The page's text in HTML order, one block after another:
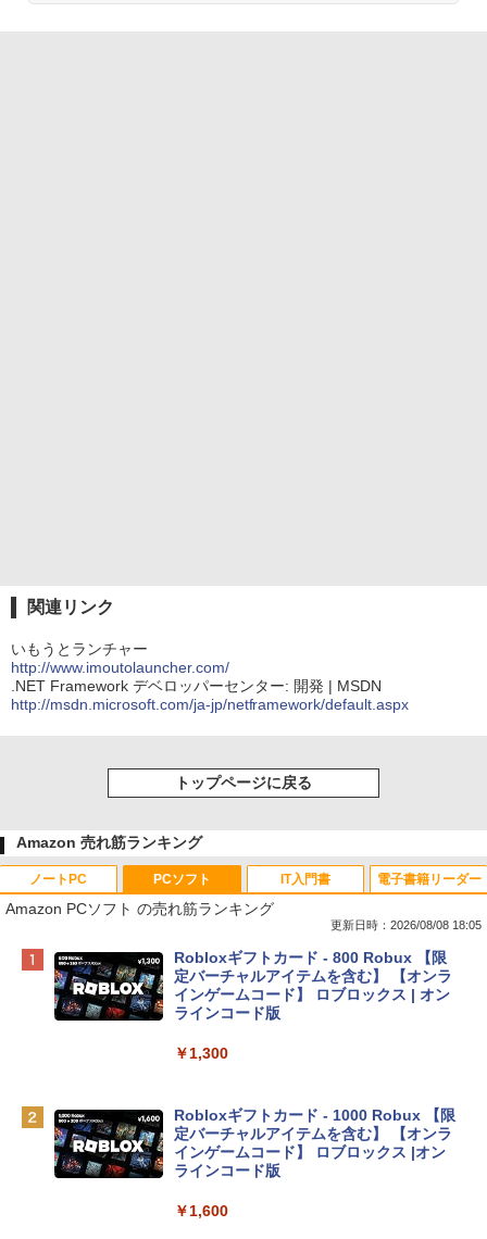
関連リンク
いもうとランチャー
http://www.imoutolauncher.com/
.NET Framework デベロッパーセンター: 開発 | MSDN
http://msdn.microsoft.com/ja-jp/netframework/default.aspx
トップページに戻る
Amazon 売れ筋ランキング
ノートPC
Apple 2026 MacBook Neo A18 Proチッ
プ搭載13インチノートブック：AIとAppl
e Intelligenceのために設計、Liquid Ret
inaディスプレイ、8GBユニファイドメモ
eTime HDカメラ、Touch ID - シルバー
tomtoc 360°保護 15.6 16インチ パソコ
ンケース Dell NEC Lavie ASUS HP dyna
PCソフト
Amazon PCソフト の売れ筋ランキング
更新日時：2026/08/08 18:05
Robloxギフトカード - 800 Robux 【限
定バーチャルアイテムを含む】 【オンラ
インゲームコード】 ロブロックス | オン
ラインコード版
￥1,300
Robloxギフトカード - 1000 Robux 【限
定バーチャルアイテムを含む】 【オンラ
インゲームコード】 ロブロックス |オン
ラインコード版
￥1,600
IT入門書 電子書籍リーダー